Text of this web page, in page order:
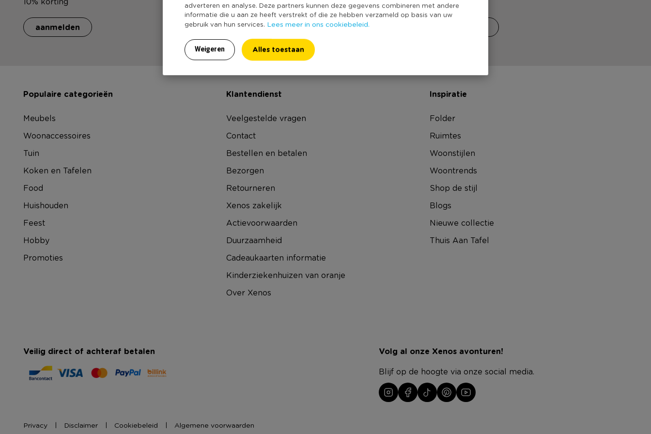
adverteren en analyse. Deze partners kunnen deze gegevens combineren met andere
informatie die u aan ze heeft verstrekt of die ze hebben verzameld op basis van uw
gebruik van hun services. Lees meer in ons cookiebeleid.
Weigeren Alles toestaan
aanmelden vind hier je antwoord
Populaire categorieën
Meubels
Woonaccessoires
Tuin
Koken en Tafelen
Food
Huishouden
Feest
Hobby
Promoties
Klantendienst
Veelgestelde vragen
Contact
Bestellen en betalen
Bezorgen
Retourneren
Xenos zakelijk
Actievoorwaarden
Duurzaamheid
Cadeaukaarten informatie
Kinderziekenhuizen van oranje
Over Xenos
Inspiratie
Folder
Ruimtes
Woonstijlen
Woontrends
Shop de stijl
Blogs
Nieuwe collectie
Thuis Aan Tafel
Veilig direct of achteraf betalen Volg al onze Xenos avonturen!
Blijf op de hoogte via onze social media.
Privacy Disclaimer Cookiebeleid Algemene voorwaarden